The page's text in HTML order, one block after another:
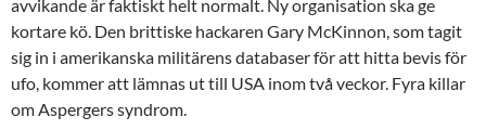
avvikande är faktiskt helt normalt. Ny organisation ska ge
kortare kö. Den brittiske hackaren Gary McKinnon, som tagit
sig in i amerikanska militärens databaser för att hitta bevis för
ufo, kommer att lämnas ut till USA inom två veckor. Fyra killar
om Aspergers syndrom.